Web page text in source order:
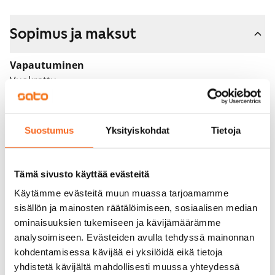
Suostumus Yksityiskohdat Tietoja
Tämä sivusto käyttää evästeitä
Käytämme evästeitä muun muassa tarjoamamme
sisällön ja mainosten räätälöimiseen, sosiaalisen median
ominaisuuksien tukemiseen ja kävijämäärämme
analysoimiseen. Evästeiden avulla tehdyssä mainonnan
kohdentamisessa kävijää ei yksilöidä eikä tietoja
yhdistetä kävijältä mahdollisesti muussa yhteydessä
Sopimus ja maksut
Vapautuminen
Vuokrattu
Vuokra
Vuokravakuus
0 €, (yrityksille min. 1 kk vuokra)
Kotivakuutus
Pakollinen, ei sisälly vuokraan
Vesimaksu